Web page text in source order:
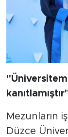
Mezunların
Düzce